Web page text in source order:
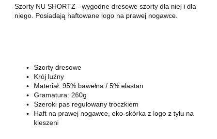
Szorty NU SHORTZ - wygodne dresowe szorty dla niej i dla
niego. Posiadają haftowane logo na prawej nogawce.
Szorty dresowe
Krój luźny
Materiał: 95% bawełna / 5% elastan
Gramatura: 260g
Szeroki pas regulowany troczkiem
Haft na prawej nogawce, eko-skórka z logo z tyłu na
kieszeni